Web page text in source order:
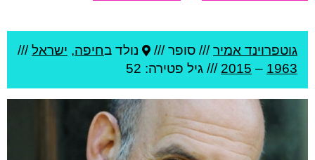
גוטפרוינד אמיר/// סופר /// נולד בחיפה, ישראל///
1963
–
2015 /// גיל פטירה: 52